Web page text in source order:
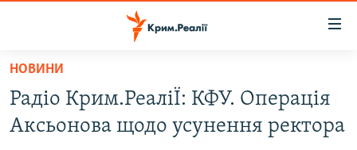
Перейти
основного
матеріалу
ВОДА.КРИМ
НОВИНИ
Радіо Крим.РеаліЇ: КФУ. Операція
Аксьонова щодо усунення ректора